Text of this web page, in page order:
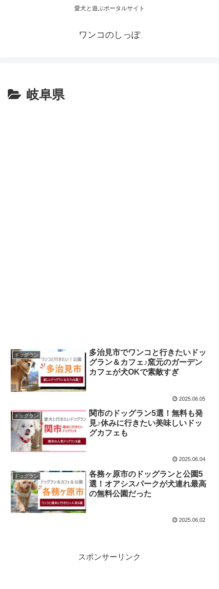
愛犬と遊ぶポータルサイト
ワンコのしっぽ
岐阜県
ドッグラン
多治見市でワンコと行きたいドッ
グラン＆カフェ♪窯元のガーデン
カフェが犬OKで素敵すぎ
2025.06.05
ドッグラン
関市のドッグラン5選！無料も発
見♪休みに行きたい美味しいドッ
グカフェも
2025.06.04
ドッグラン
各務ヶ原市のドッグランと公園5
選！オアシスパークが犬連れ最高
の無料公園だった
2025.06.02
スポンサーリンク